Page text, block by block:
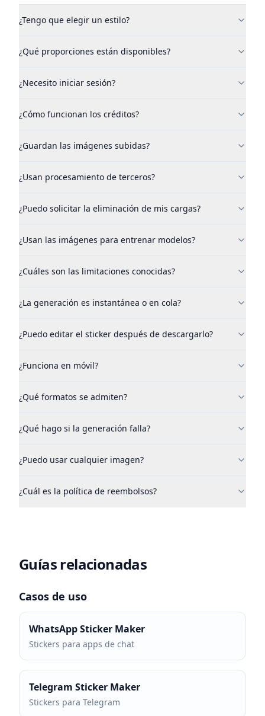
¿Tengo que elegir un estilo?
¿Qué proporciones están disponibles?
¿Necesito iniciar sesión?
¿Cómo funcionan los créditos?
¿Guardan las imágenes subidas?
¿Usan procesamiento de terceros?
¿Puedo solicitar la eliminación de mis cargas?
¿Usan las imágenes para entrenar modelos?
¿Cuáles son las limitaciones conocidas?
¿La generación es instantánea o en cola?
¿Puedo editar el sticker después de descargarlo?
¿Funciona en móvil?
¿Qué formatos se admiten?
¿Qué hago si la generación falla?
¿Puedo usar cualquier imagen?
¿Cuál es la política de reembolsos?
Guías relacionadas
Casos de uso
WhatsApp Sticker Maker
Stickers para apps de chat
Telegram Sticker Maker
Stickers para Telegram